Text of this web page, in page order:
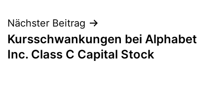
Nächster Beitrag
Kursschwankungen bei Alphabet
Inc. Class C Capital Stock